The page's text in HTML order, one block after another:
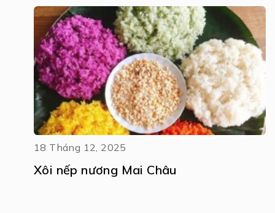
18 Tháng 12, 2025
Xôi nếp nương Mai Châu